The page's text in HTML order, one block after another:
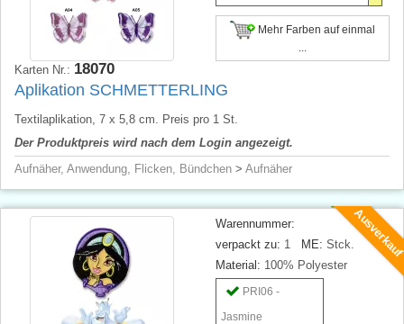
Mehr Farben auf einmal
Karten Nr.: 18070
Aplikation SCHMETTERLING
Textilaplikation, 7 x 5,8 cm. Preis pro 1 St.
Der Produktpreis wird nach dem Login angezeigt.
Aufnäher, Anwendung, Flicken, Bündchen > Aufnäher
Warennummer:
verpackt zu: 1 ME: Stck.
Material: 100% Polyester
PRI06 -
Jasmine